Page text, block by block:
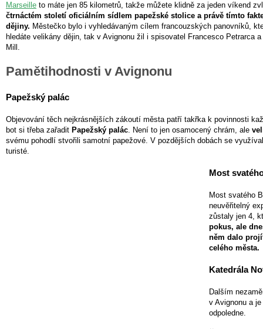
Marseille to máte jen 85 kilometrů, takže můžete klidně za jeden víkend
čtrnáctém století oficiálním sídlem papežské stolice a právě tímto
dějiny. Městečko bylo i vyhledávaným cílem francouzských panovníků,
hledáte velikány dějin, tak v Avignonu žil i spisovatel Francesco Petrarca
Mill.
Pamětihodnosti v Avignonu
Papežský palác
Objevování těch nejkrásnějších zákoutí města patří takřka k povinnosti
bot si třeba zařadit Papežský palác . Není to jen osamocený chrám, ale
svému pohodlí stvořili samotní papežové. V pozdějších dobách se
turisté.
Most
Most svatého
neuvěřitelný
zůstaly jen 4,
pokus, ale
něm dalo
celého města.
Katedrála
Dalším
v Avignonu a
odpoledne.